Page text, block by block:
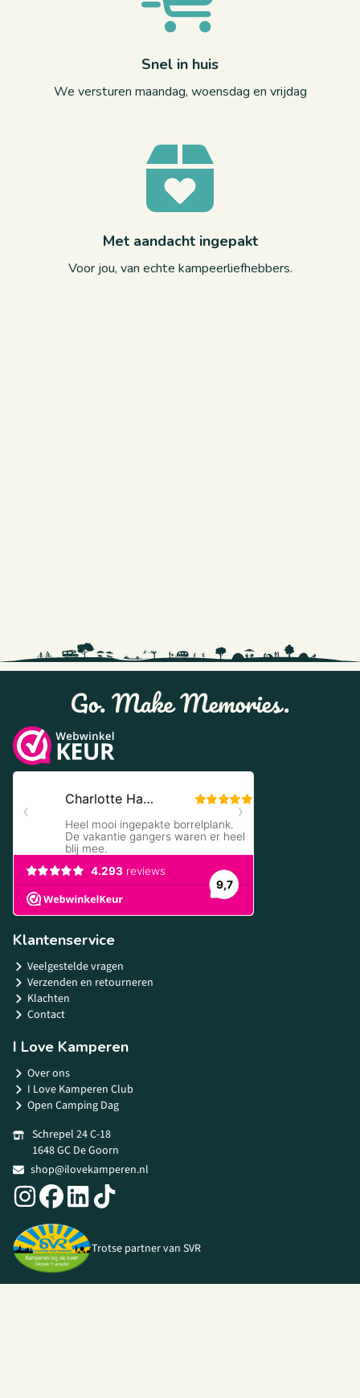
Snel in huis
We versturen maandag, woensdag en vrijdag
Met aandacht ingepakt
Voor jou, van echte kampeerliefhebbers.
Klantenservice
Veelgestelde vragen
Verzenden en retourneren
Klachten
Contact
I Love Kamperen
Over ons
I Love Kamperen Club
Open Camping Dag
Schrepel 24 C-18
1648 GC De Goorn
shop@ilovekamperen.nl
Trotse partner van SVR